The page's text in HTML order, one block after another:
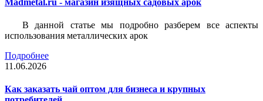
В данной статье мы подробно разберем все аспекты
использования металлических арок
Подробнее
11.06.2026
Как заказать чай оптом для бизнеса и крупных